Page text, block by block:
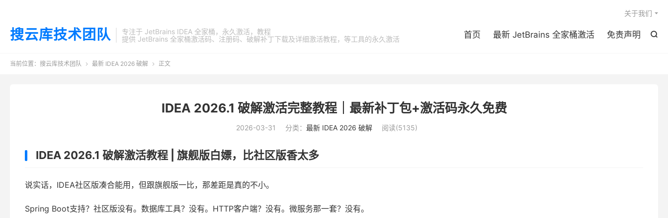
搜云库技术团队
专注于 JetBrains IDEA 全家桶，永久激活，教程
提供 JetBrains 全家桶激活码、注册码、破解补丁下载及详细激活教程，等工具的永久激活

首页 最新 JetBrains 全家桶激活 免责声明
关于我们
当前位置： 搜云库技术团队  最新 IDEA 2026 破解  正文
IDEA 2026.1 破解激活完整教程｜最新补丁包+激活码永久免费
2026-03-31 分类： 最新 IDEA 2026 破解 阅读(5135)
IDEA 2026.1 破解激活教程 | 旗舰版白嫖，比社区版香太多
说实话，IDEA社区版凑合能用，但跟旗舰版一比，那差距是真的不小。
Spring Boot支持？社区版没有。数据库工具？没有。HTTP客户端？没有。微服务那一套？没有。